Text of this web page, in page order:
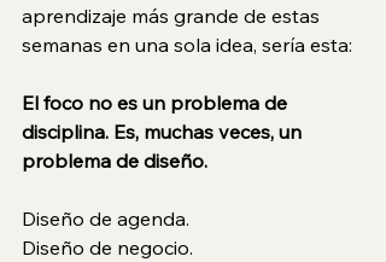
aprendizaje más grande de estas
semanas en una sola idea, sería esta:
El foco no es un problema de
disciplina. Es, muchas veces, un
problema de diseño.
Diseño de agenda.
Diseño de negocio.